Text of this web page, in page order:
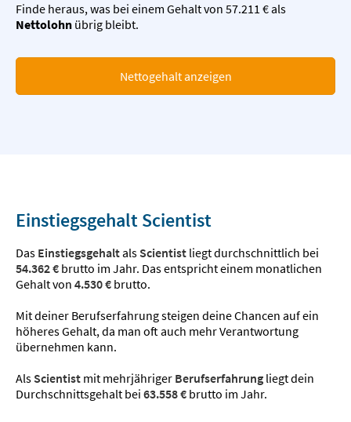
Finde heraus, was bei einem Gehalt von 57.211 € als
Nettolohn übrig bleibt.
Nettogehalt anzeigen
Einstiegsgehalt Scientist
Das Einstiegsgehaltals Scientist liegt durchschnittlich bei
54.362 € brutto im Jahr. Das entspricht einem monatlichen
Gehalt von 4.530 € brutto.
Mit deiner Berufserfahrung steigen deine Chancen auf ein
höheres Gehalt, da man oft auch mehr Verantwortung
übernehmen kann.
Als Scientist mit mehrjähriger Berufserfahrung liegt dein
Durchschnittsgehalt bei 63.558 € brutto im Jahr.